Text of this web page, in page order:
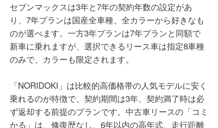
セブンマックスは3年と7年の契約年数の設定があ
り、7年プランは国産全車種、全カラーから好きなも
のが選べます。一方3年プランは7年プランと同額で
新車に乗れますが、選択できるリース車は指定8車種
のみで、カラーも限定されます。
「NORIDOKI」は比較的高価格帯の人気モデルに安く
乗れるのが特徴で、契約期間は3年、契約満了時は必
ず返却する前提のプランです。中古車リースの「コミ
かる」は、修復歴なし、6年以内の高年式、走行距離